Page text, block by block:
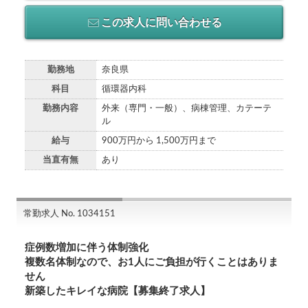
この求人に問い合わせる
勤務地 奈良県
科目 循環器内科
勤務内容
外来（専門・一般）、病棟管理、カテーテ
ル
給与 900万円から 1,500万円まで
当直有無 あり
常勤求人 No. 1034151
症例数増加に伴う体制強化
複数名体制なので、お1人にご負担が行くことはありま
せん
新築したキレイな病院【募集終了求人】